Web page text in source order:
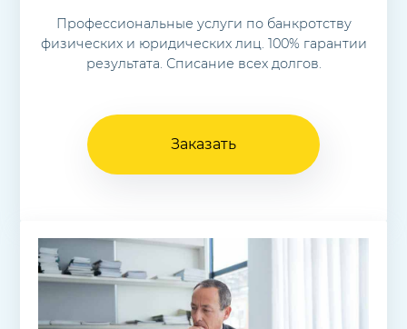
Профессиональные услуги по банкротству
физических и юридических лиц. 100% гарантии
результата. Списание всех долгов.
Заказать